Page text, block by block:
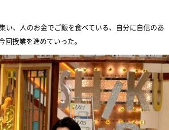
い、人のお金でご飯を食べている、自分に自信のあ
授業を進めていった。